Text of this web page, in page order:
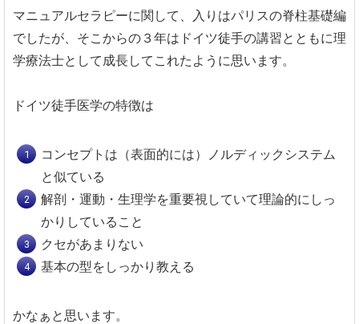
マニュアルセラピーに関して、入りはパリスの脊柱基礎編
でしたが、そこからの３年はドイツ徒手の講習とともに理
学療法士として成長してこれたように思います。
ドイツ徒手医学の特徴は
コンセプトは（表面的には）ノルディックシステム
と似ている
解剖・運動・生理学を重要視していて理論的にしっ
かりしていること
クセがあまりない
基本の型をしっかり教える
かなぁと思います。